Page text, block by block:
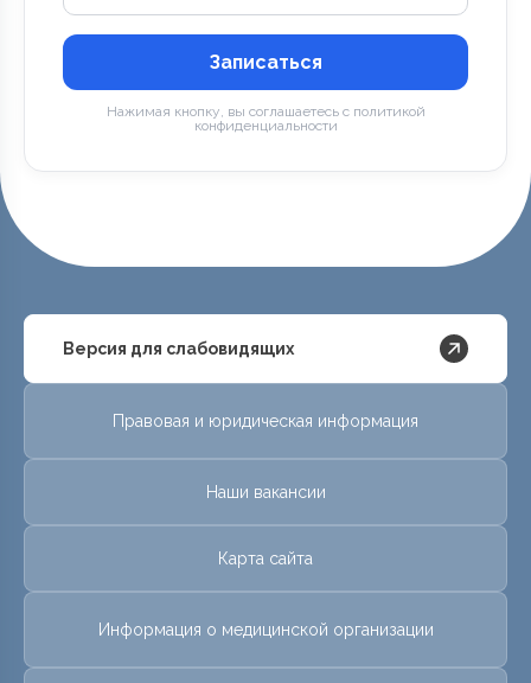
Записаться
Нажимая кнопку, вы соглашаетесь с политикой
конфиденциальности
Версия для слабовидящих
Правовая и юридическая информация
Наши вакансии
Карта сайта
Информация о медицинской организации